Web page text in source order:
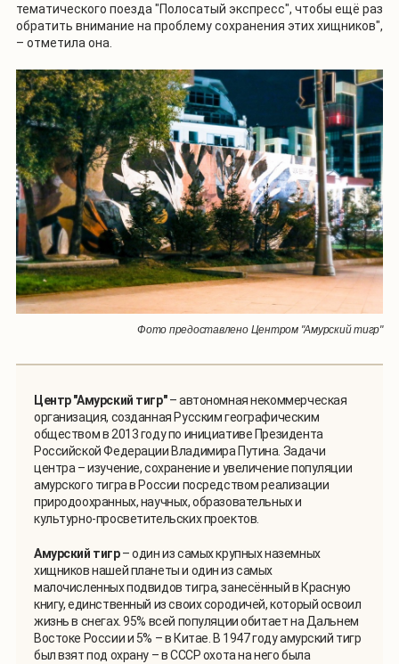
тематического поезда "Полосатый экспресс", чтобы ещё раз
обратить внимание на проблему сохранения этих хищников",
– отметила она.
Фото предоставлено Центром "Амурский тигр"
Центр "Амурский тигр"– автономная некоммерческая
организация, созданная Русским географическим
обществом в 2013 году по инициативе Президента
Российской Федерации Владимира Путина. Задачи
центра – изучение, сохранение и увеличение популяции
амурского тигра в России посредством реализации
природоохранных, научных, образовательных и
культурно-просветительских проектов.
Амурский тигр– один из самых крупных наземных
хищников нашей планеты и один из самых
малочисленных подвидов тигра, занесённый в Красную
книгу, единственный из своих сородичей, который освоил
жизнь в снегах. 95% всей популяции обитает на Дальнем
Востоке России и 5% – в Китае. В 1947 году амурский тигр
был взят под охрану – в СССР охота на него была